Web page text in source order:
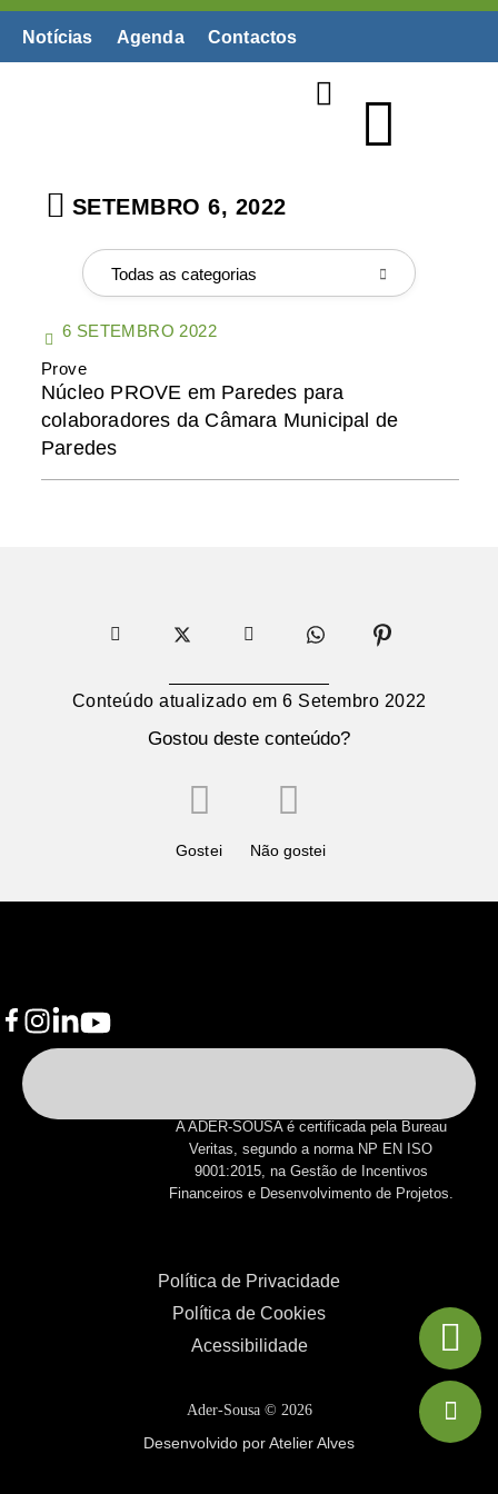
Notícias Agenda Contactos
SETEMBRO 6, 2022
Todas as categorias
6 SETEMBRO 2022
Prove
Núcleo PROVE em Paredes para
colaboradores da Câmara Municipal de
Paredes
Conteúdo atualizado em 6 Setembro 2022
Gostou deste conteúdo?
Gostei Não gostei
A ADER-SOUSA é certificada pela Bureau
Veritas, segundo a norma NP EN ISO
9001:2015, na Gestão de Incentivos
Financeiros e Desenvolvimento de Projetos.
Política de Privacidade
Política de Cookies
Acessibilidade
Ader-Sousa © 2026
Desenvolvido por Atelier Alves